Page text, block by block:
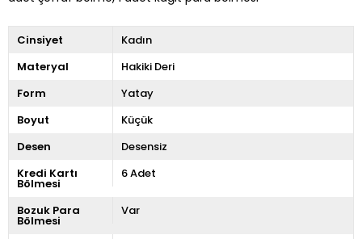
Cinsiyet
Kadın
Materyal
Hakiki Deri
Form
Yatay
Boyut
Küçük
Desen
Desensiz
Kredi Kartı
Bölmesi
6 Adet
Bozuk Para
Bölmesi
Var